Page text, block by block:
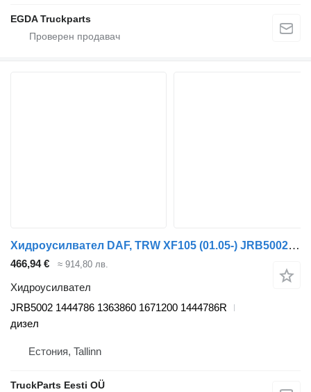
EGDA Truckparts
Хидроусилвател DAF, TRW XF105 (01.05-) JRB5002 за влекач DAF XF95, XF105 (2001-2014)
466,94 € ≈ 914,80 лв.
Хидроусилвател
JRB5002 1444786 1363860 1671200 1444786R
дизел
Естония, Tallinn
TruckParts Eesti OÜ